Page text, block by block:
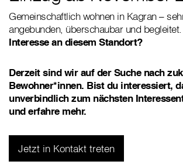
Gemeinschaftlich wohnen in Kagran –
angebunden, überschaubar und begleitet.
Interesse an diesem Standort?
Derzeit sind wir auf der Suche nach
Bewohner*innen. Bist du interessiert,
unverbindlich zum nächsten
und erfahre mehr.
Jetzt in Kontakt treten